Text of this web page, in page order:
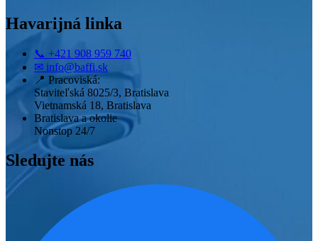
Havarijná linka
📞 +421 908 959 740
✉ info@baffi.sk
📍 Pracoviská:
Staviteľská 8025/3, Bratislava
Vietnamská 18, Bratislava
Bratislava a okolie
Nonstop 24/7
Sledujte nás